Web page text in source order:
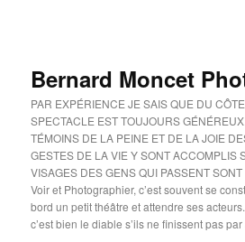
Bernard Moncet
PAR EXPÉRIENCE JE SAIS QUE DU
SPECTACLE EST TOUJOURS
TÉMOINS DE LA PEINE ET DE LA JOIE
GESTES DE LA VIE Y SONT ACCOMPLIS
VISAGES DES GENS QUI PASSENT
Voir et Photographier, c’est souvent se
bord un petit théâtre et attendre ses
c’est bien le diable s’ils ne finissent pas par